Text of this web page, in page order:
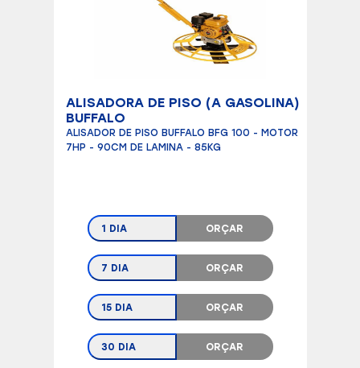
ALISADORA DE PISO (A GASOLINA)
BUFFALO
ALISADOR DE PISO BUFFALO BFG 100 - MOTOR
7HP - 90CM DE LAMINA - 85KG
1 DIA ORÇAR
7 DIA ORÇAR
15 DIA ORÇAR
30 DIA ORÇAR